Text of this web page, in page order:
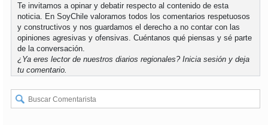
soyconcepción
soycoronel
soyarauco
soytemuco
Te invitamos a opinar y debatir respecto al contenido de esta
noticia. En SoyChile valoramos todos los comentarios respetuosos
y constructivos y nos guardamos el derecho a no contar con las
opiniones agresivas y ofensivas. Cuéntanos qué piensas y sé parte
de la conversación.
¿Ya eres lector de nuestros diarios regionales?Inicia sesión y deja
tu comentario.